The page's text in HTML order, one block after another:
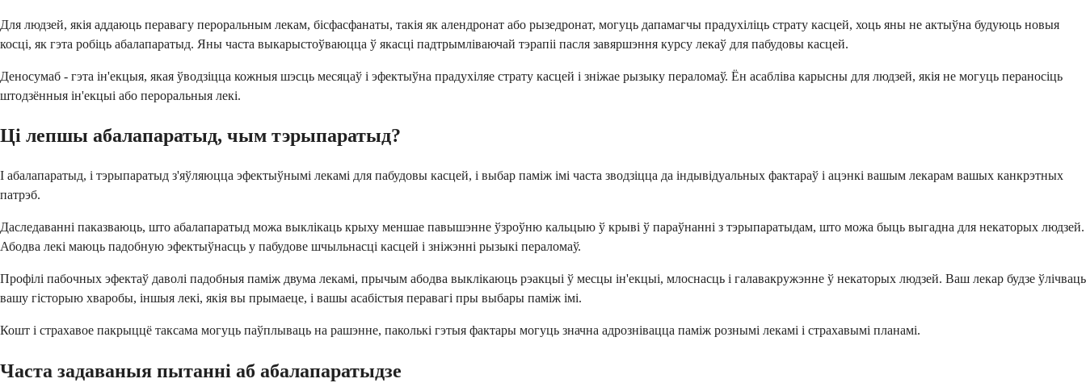
Для людзей, якія аддаюць перавагу пероральным лекам, бісфасфанаты, такія як алендронат або рызедронат, могуць дапамагчы прадухіліць страту касцей, хоць яны не актыўна будуюць новыя
косці, як гэта робіць абалапаратыд. Яны часта выкарыстоўваюцца ў якасці падтрымліваючай тэрапіі пасля завяршэння курсу лекаў для пабудовы касцей.
Деносумаб - гэта ін'екцыя, якая ўводзіцца кожныя шэсць месяцаў і эфектыўна прадухіляе страту касцей і зніжае рызыку пераломаў. Ён асабліва карысны для людзей, якія не могуць пераносіць
штодзённыя ін'екцыі або пероральныя лекі.
Ці лепшы абалапаратыд, чым тэрыпаратыд?
І абалапаратыд, і тэрыпаратыд з'яўляюцца эфектыўнымі лекамі для пабудовы касцей, і выбар паміж імі часта зводзіцца да індывідуальных фактараў і ацэнкі вашым лекарам вашых канкрэтных
патрэб.
Даследаванні паказваюць, што абалапаратыд можа выклікаць крыху меншае павышэнне ўзроўню кальцыю ў крыві ў параўнанні з тэрыпаратыдам, што можа быць выгадна для некаторых людзей.
Абодва лекі маюць падобную эфектыўнасць у пабудове шчыльнасці касцей і зніжэнні рызыкі пераломаў.
Профілі пабочных эфектаў даволі падобныя паміж двума лекамі, прычым абодва выклікаюць рэакцыі ў месцы ін'екцыі, млоснасць і галавакружэнне ў некаторых людзей. Ваш лекар будзе ўлічваць
вашу гісторыю хваробы, іншыя лекі, якія вы прымаеце, і вашы асабістыя перавагі пры выбары паміж імі.
Кошт і страхавое пакрыццё таксама могуць паўплываць на рашэнне, паколькі гэтыя фактары могуць значна адрознівацца паміж рознымі лекамі і страхавымі планамі.
Часта задаваныя пытанні аб абалапаратыдзе